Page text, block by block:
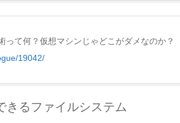
って何？仮想マシンじゃどこがダメなのか？
19042/
きるファイルシステム